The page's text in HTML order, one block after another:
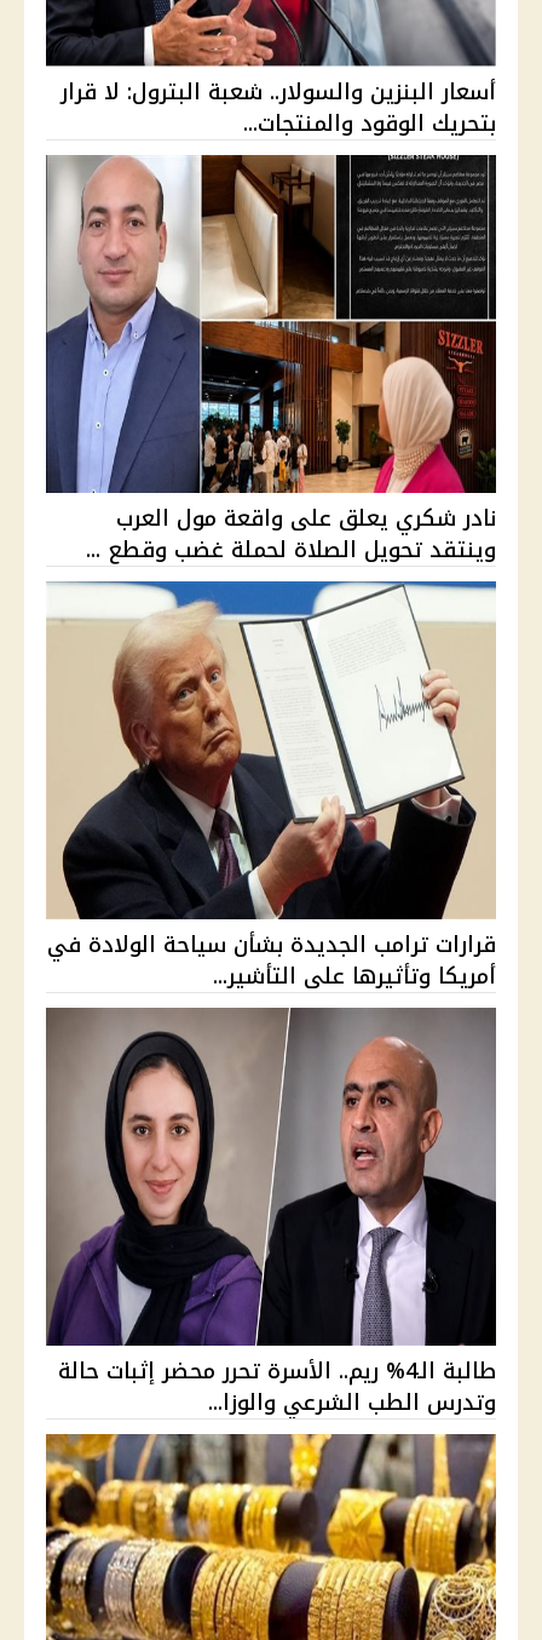
أسعار البنزين والسولار.. شعبة البترول: لا قرار
بتحريك الوقود والمنتجات...
نادر شكري يعلق على واقعة مول العرب
وينتقد تحويل الصلاة لحملة غضب وقطع ...
قرارات ترامب الجديدة بشأن سياحة الولادة في
أمريكا وتأثيرها على التأشير...
طالبة الـ4% ريم.. الأسرة تحرر محضر إثبات حالة
وتدرس الطب الشرعي والوزا...